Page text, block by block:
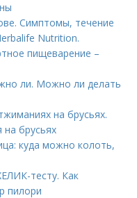
Cимптомы, течение
Nutrition.
пищеварение –
ли. Можно ли делать
на брусьях.
на брусьях
куда можно колоть,
тесту. Как
пилори